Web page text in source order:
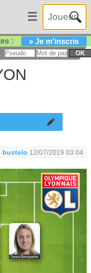
☰
: » Je m'inscris
: OK
bustelo 12/07/2019 03:04
Sonia Bompastor